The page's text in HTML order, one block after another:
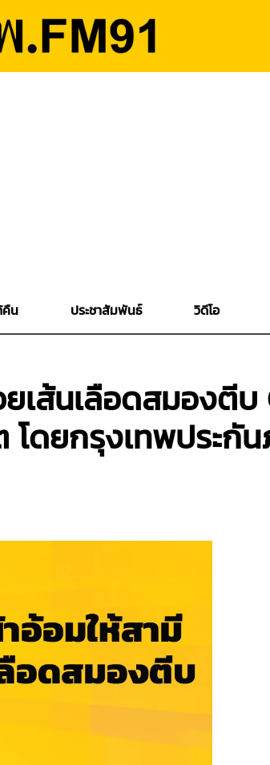
คืน ประชาสัมพันธ์ วิดีโอ
เส้นเลือดสมองตี
ดยกรุงเทพประกั